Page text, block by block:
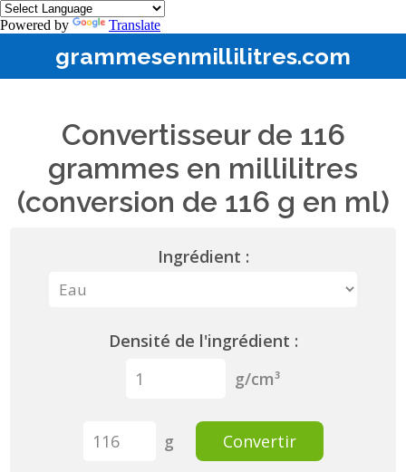
Powered by Translate
grammesenmillilitres.com
Convertisseur de 116
grammes en millilitres
(conversion de 116 g en ml)
Ingrédient :
Densité de l'ingrédient :
g/cm³
g Convertir